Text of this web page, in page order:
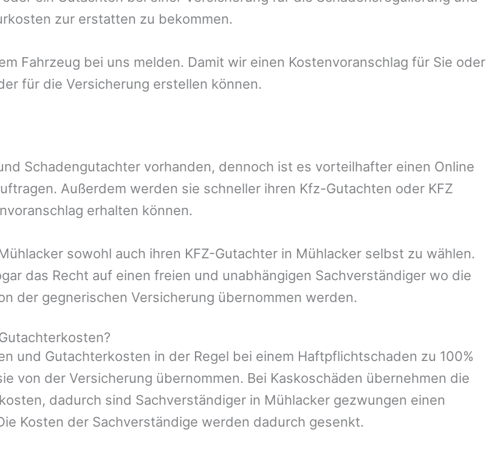
zur erstatten zu bekommen.
Fahrzeug bei uns melden. Damit wir einen Kostenvoranschlag für Sie oder
für die Versicherung erstellen können.
Schadengutachter vorhanden, dennoch ist es vorteilhafter einen Online
Außerdem werden sie schneller ihren Kfz-Gutachten oder KFZ
erhalten können.
sowohl auch ihren KFZ-Gutachter in Mühlacker selbst zu wählen.
das Recht auf einen freien und unabhängigen Sachverständiger wo die
der gegnerischen Versicherung übernommen werden.
und Gutachterkosten in der Regel bei einem Haftpflichtschaden zu 100%
von der Versicherung übernommen. Bei Kaskoschäden übernehmen die
dadurch sind Sachverständiger in Mühlacker gezwungen einen
Kosten der Sachverständige werden dadurch gesenkt.